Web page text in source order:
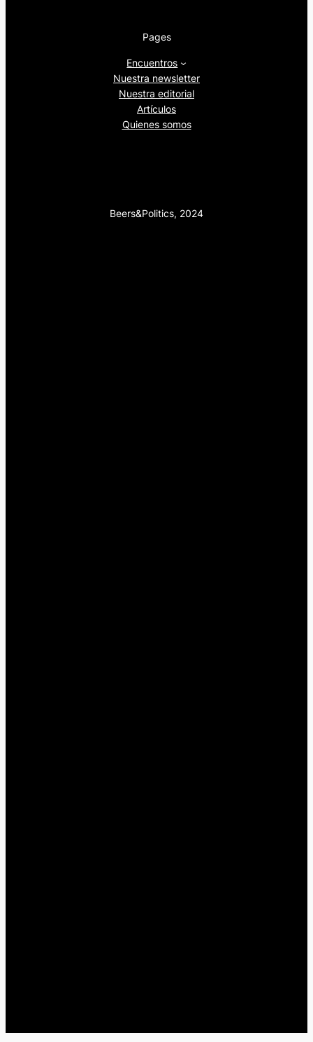
Pages
Encuentros
Nuestra newsletter
Nuestra editorial
Artículos
Quienes somos
Beers&Politics, 2024